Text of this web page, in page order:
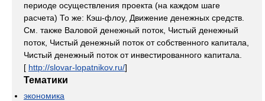
периоде осуществления проекта (на каждом шаге
расчета) То же: Кэш-флоу, Движение денежных средств.
См. также Валовой денежный поток, Чистый денежный
поток, Чистый денежный поток от собственного капитала,
Чистый денежный поток от инвестированного капитала.
[ http://slovar-lopatnikov.ru/]
Тематики
экономика